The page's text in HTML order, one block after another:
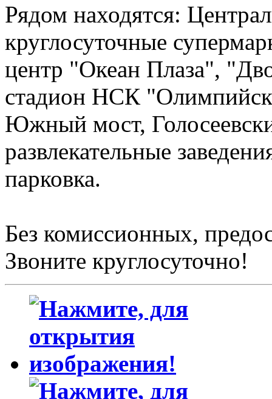
Рядом находятся:
круглосуточные
центр "Океан Плаза",
стадион НСК
Южный мост,
развлекательные
парковка.
Без комиссионных,
Звоните круглосуточно!